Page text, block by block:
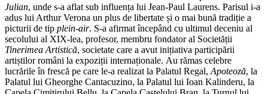
Julian, unde s-a aflat sub influența lui Jean-Paul Laurens. Parisul i-a
adus lui Arthur Verona un plus de libertate și o mai bună tradiție a
picturii de tip plein-air. S-a afirmat începând cu ultimul deceniu al
secolului al XIX-lea, profesor, membru fondator al Societății
Tinerimea Artistică, societate care a avut inițiativa participării
artiștilor români la expoziții internaționale. Au rămas celebre
lucrările în frescă pe care le-a realizat la Palatul Regal, Apoteoză, la
Palatul lui Gheorghe Cantacuzino, la Palatul lui Ioan Kalinderu, la